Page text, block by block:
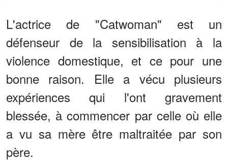
L'actrice de "Catwoman" est un
défenseur de la sensibilisation à la
violence domestique, et ce pour une
bonne raison. Elle a vécu plusieurs
expériences qui l'ont gravement
blessée, à commencer par celle où elle
a vu sa mère être maltraitée par son
père.